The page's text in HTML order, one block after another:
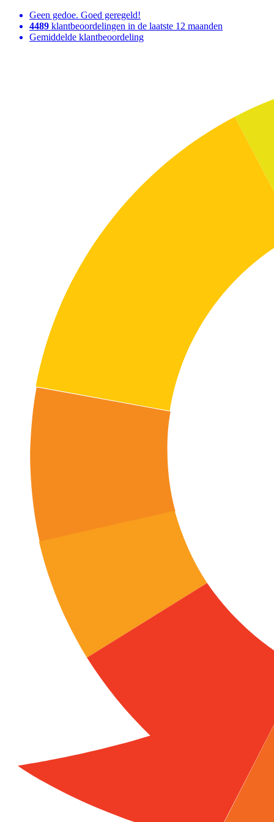
Geen gedoe. Goed geregeld!
4489 klantbeoordelingen in de laatste 12 maanden
Gemiddelde klantbeoordeling